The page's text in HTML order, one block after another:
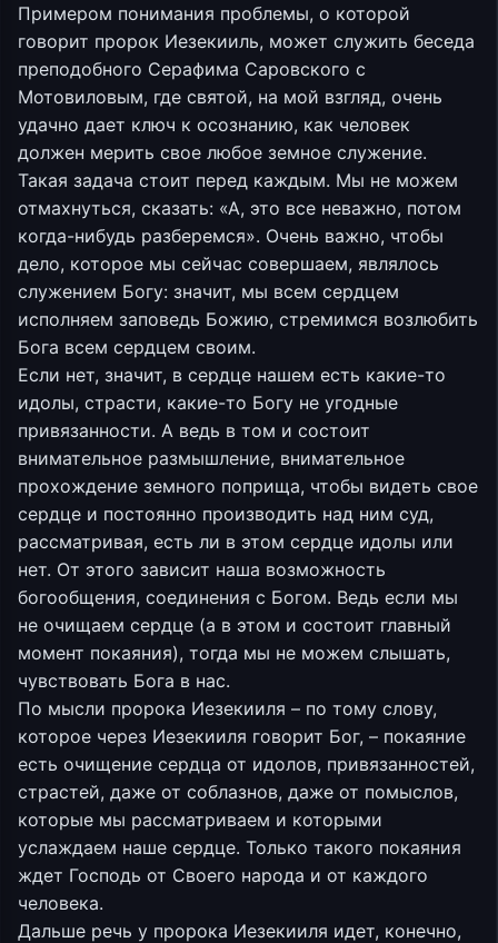
Примером понимания проблемы, о которой
говорит пророк Иезекииль, может служить беседа
преподобного Серафима Саровского с
Мотовиловым, где святой, на мой взгляд, очень
удачно дает ключ к осознанию, как человек
должен мерить свое любое земное служение.
Такая задача стоит перед каждым. Мы не можем
отмахнуться, сказать: «А, это все неважно, потом
когда-нибудь разберемся». Очень важно, чтобы
дело, которое мы сейчас совершаем, являлось
служением Богу: значит, мы всем сердцем
исполняем заповедь Божию, стремимся возлюбить
Бога всем сердцем своим.
Если нет, значит, в сердце нашем есть какие-то
идолы, страсти, какие-то Богу не угодные
привязанности. А ведь в том и состоит
внимательное размышление, внимательное
прохождение земного поприща, чтобы видеть свое
сердце и постоянно производить над ним суд,
рассматривая, есть ли в этом сердце идолы или
нет. От этого зависит наша возможность
богообщения, соединения с Богом. Ведь если мы
не очищаем сердце (а в этом и состоит главный
момент покаяния), тогда мы не можем слышать,
чувствовать Бога в нас.
По мысли пророка Иезекииля – по тому слову,
которое через Иезекииля говорит Бог, – покаяние
есть очищение сердца от идолов, привязанностей,
страстей, даже от соблазнов, даже от помыслов,
которые мы рассматриваем и которыми
услаждаем наше сердце. Только такого покаяния
ждет Господь от Своего народа и от каждого
человека.
Дальше речь у пророка Иезекииля идет, конечно,